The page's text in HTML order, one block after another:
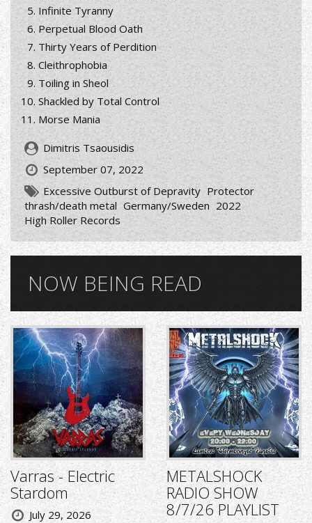
Infinite Tyranny
Perpetual Blood Oath
Thirty Years of Perdition
Cleithrophobia
Toiling in Sheol
Shackled by Total Control
Morse Mania
Dimitris Tsaousidis
September 07, 2022
Excessive Outburst of Depravity Protector
thrash/death metal Germany/Sweden 2022
High Roller Records
NOW BEING READ
Varras - Electric
Stardom
July 29, 2026
METALSHOCK
RADIO SHOW
8/7/26 PLAYLIST